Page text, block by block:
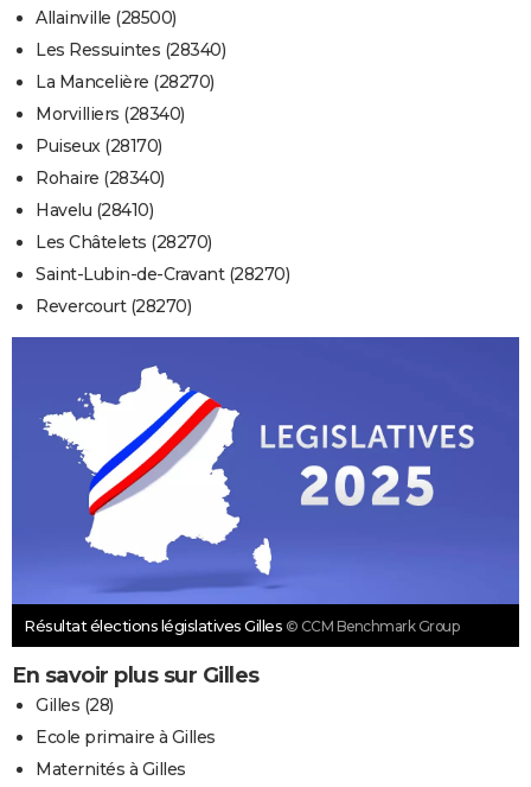
Allainville (28500)
Les Ressuintes (28340)
La Mancelière (28270)
Morvilliers (28340)
Puiseux (28170)
Rohaire (28340)
Havelu (28410)
Les Châtelets (28270)
Saint-Lubin-de-Cravant (28270)
Revercourt (28270)
Résultat élections législatives Gilles © CCM Benchmark Group
En savoir plus sur Gilles
Gilles (28)
Ecole primaire à Gilles
Maternités à Gilles